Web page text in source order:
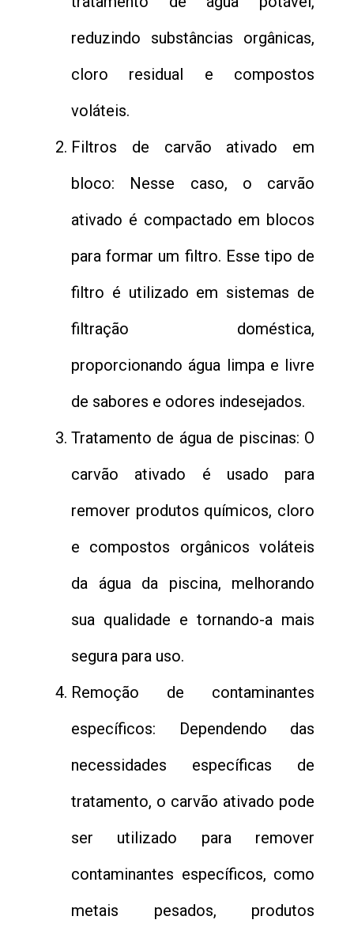
reduzindo substâncias orgânicas,
cloro residual e compostos
voláteis.
Filtros de carvão ativado em
bloco: Nesse caso, o carvão
ativado é compactado em blocos
para formar um filtro. Esse tipo de
filtro é utilizado em sistemas de
filtração doméstica,
proporcionando água limpa e livre
de sabores e odores indesejados.
Tratamento de água de piscinas: O
carvão ativado é usado para
remover produtos químicos, cloro
e compostos orgânicos voláteis
da água da piscina, melhorando
sua qualidade e tornando-a mais
segura para uso.
Remoção de contaminantes
específicos: Dependendo das
necessidades específicas de
tratamento, o carvão ativado pode
ser utilizado para remover
contaminantes específicos, como
metais pesados, produtos